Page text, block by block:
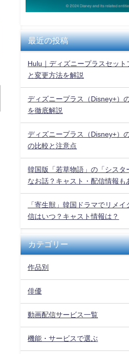
最近の投稿
Hulu｜ディズニープラスセット
と変更方法を解説
ディズニープラス（Disney+）
を徹底解説
ディズニープラス（Disney+）
の比較と注意点
韓国版「若草物語」の「シスタ
なお話？キャスト・配信情報も
「寄生獣」韓国ドラマでリメイ
信はいつ？キャスト情報は？
カテゴリー
作品別
俳優
動画配信サービス一覧
機能・サービスで選ぶ